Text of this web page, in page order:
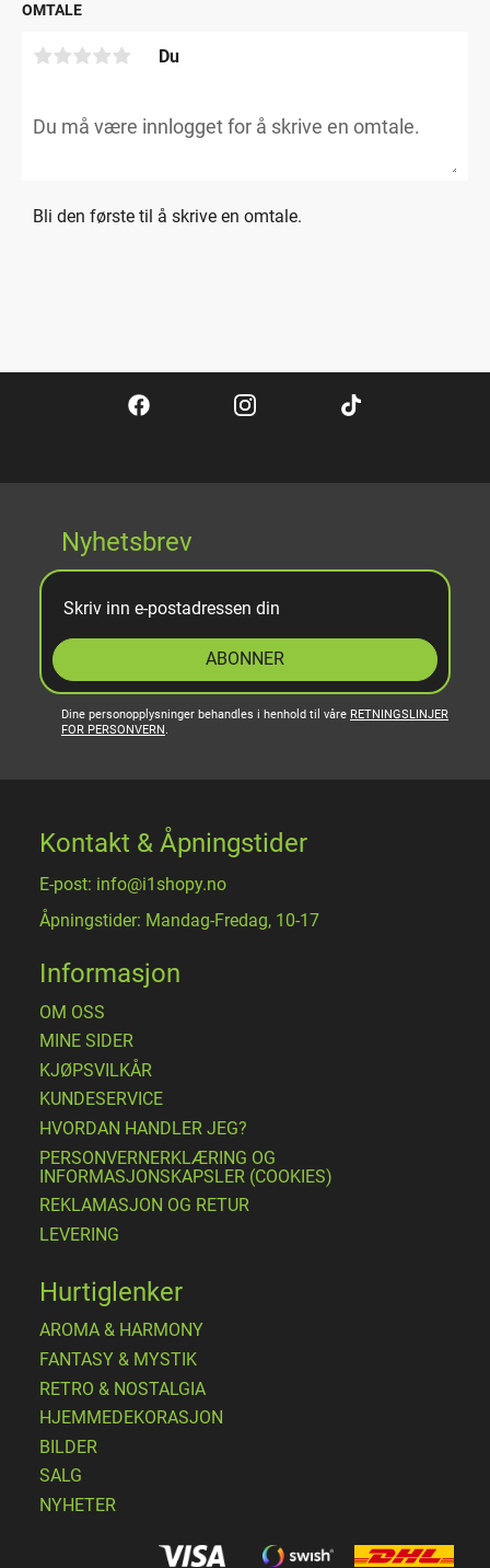
OMTALE
Du
Bli den første til å skrive en omtale.
Nyhetsbrev
ABONNER
Dine personopplysninger behandles i henhold til våre RETNINGSLINJER
FOR PERSONVERN.
Kontakt & Åpningstider
E-post: info@i1shopy.no
Åpningstider: Mandag-Fredag, 10-17
Informasjon
OM OSS
MINE SIDER
​KJØPSVILKÅR
KUNDESERVICE
HVORDAN HANDLER JEG?
PERSONVERNERKLÆRING OG
INFORMASJONSKAPSLER (COOKIES)
REKLAMASJON OG RETUR
LEVERING
Hurtiglenker
AROMA & HARMONY
FANTASY & MYSTIK
RETRO & NOSTALGIA
HJEMMEDEKORASJON
BILDER
SALG
NYHETER